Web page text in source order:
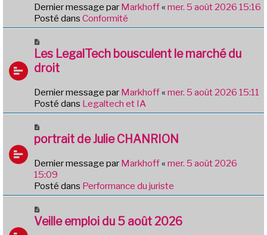
a
u
s
s
g
e
Dernier message par Markhoff« mer. 5 août 2026 15:16
Posté dans Conformité
o
u
v
a
u
s
a
g
e
Les LegalTech bousculent le marché du
droit
Dernier message par Markhoff« mer. 5 août 2026 15:11
Posté dans Legaltech et IA
o
v
e
a
u
e
s
portrait de Julie CHANRION
Dernier message par Markhoff« mer. 5 août 2026
15:09
Posté dans Performance du juriste
o
Veille emploi du 5 août 2026